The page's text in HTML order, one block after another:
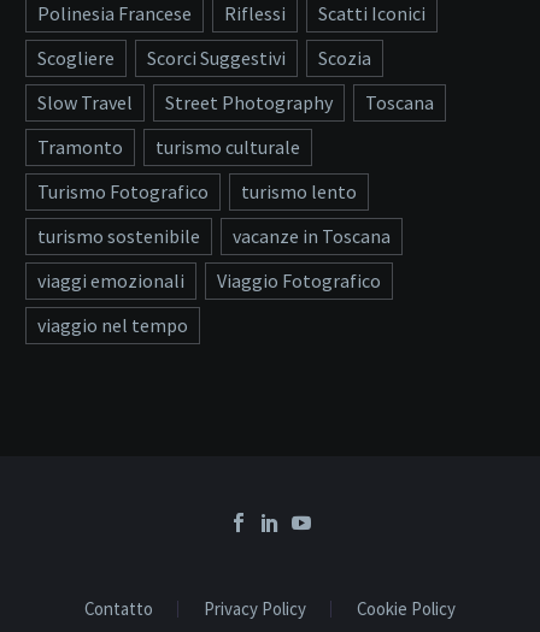
Polinesia Francese
Riflessi
Scatti Iconici
Scogliere
Scorci Suggestivi
Scozia
Slow Travel
Street Photography
Toscana
Tramonto
turismo culturale
Turismo Fotografico
turismo lento
turismo sostenibile
vacanze in Toscana
viaggi emozionali
Viaggio Fotografico
viaggio nel tempo
Contatto Privacy Policy Cookie Policy